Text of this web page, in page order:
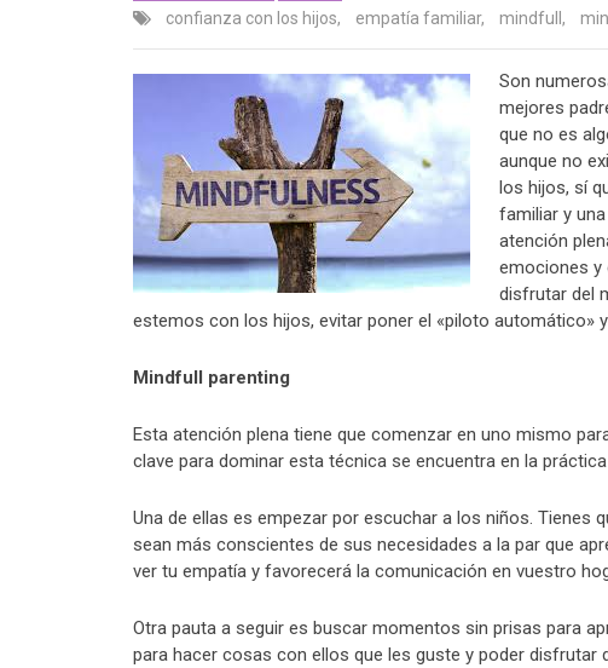
confianza con los hijos, empatía familiar, mindfull ,
Son
mejores
que no es
aunque no
los hijos, sí
familiar y
atención
emociones y
disfrutar del
estemos con los hijos, evitar poner el «piloto automático»
Mindfull parenting
Esta atención plena tiene que comenzar en uno mismo
clave para dominar esta técnica se encuentra en la
Una de ellas es empezar por escuchar a los niños. Tienes
sean más conscientes de sus necesidades a la par que
ver tu empatía y favorecerá la comunicación en vuestro
Otra pauta a seguir es buscar momentos sin prisas para
para hacer cosas con ellos que les guste y poder